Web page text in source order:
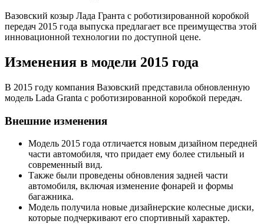
Вазовский козыр Лада Гранта с роботизированной коробкой
передач 2015 года выпуска предлагает все преимущества этой
инновационной технологии по доступной цене.
Изменения в модели 2015 года
В 2015 году компания Вазовский представила обновленную
модель Lada Granta с роботизированной коробкой передач.
Внешние изменения
Модель 2015 года отличается новым дизайном передней
части автомобиля, что придает ему более стильный и
современный вид.
Также были проведены обновления задней части
автомобиля, включая изменение фонарей и формы
багажника.
Модель получила новые дизайнерские колесные диски,
которые подчеркивают его спортивный характер.